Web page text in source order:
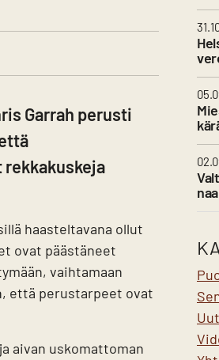
Garrah perusti
haasteltavana ollut
ovat päästäneet
vaihtamaan
että perustarpeet ovat
aivan uskomattoman